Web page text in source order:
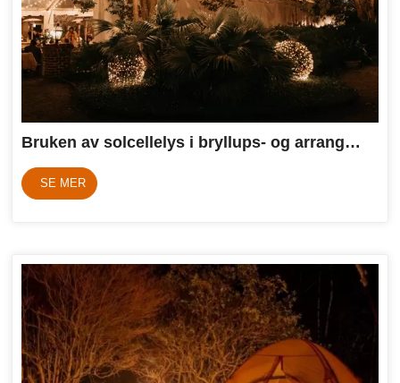
Bruken av solcellelys i bryllups- og arrangementslokaler
SE MER